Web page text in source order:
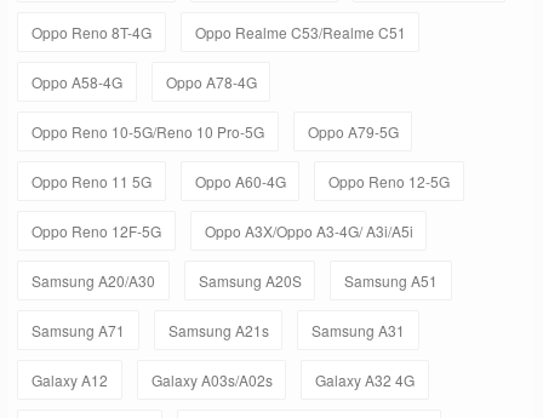
Oppo Reno 8T-4G Oppo Realme C53/Realme C51
Oppo A58-4G Oppo A78-4G
Oppo Reno 10-5G/Reno 10 Pro-5G Oppo A79-5G
Oppo Reno 11 5G Oppo A60-4G Oppo Reno 12-5G
Oppo Reno 12F-5G Oppo A3X/Oppo A3-4G/ A3i/A5i
Samsung A20/A30 Samsung A20S Samsung A51
Samsung A71 Samsung A21s Samsung A31
Galaxy A12 Galaxy A03s/A02s Galaxy A32 4G